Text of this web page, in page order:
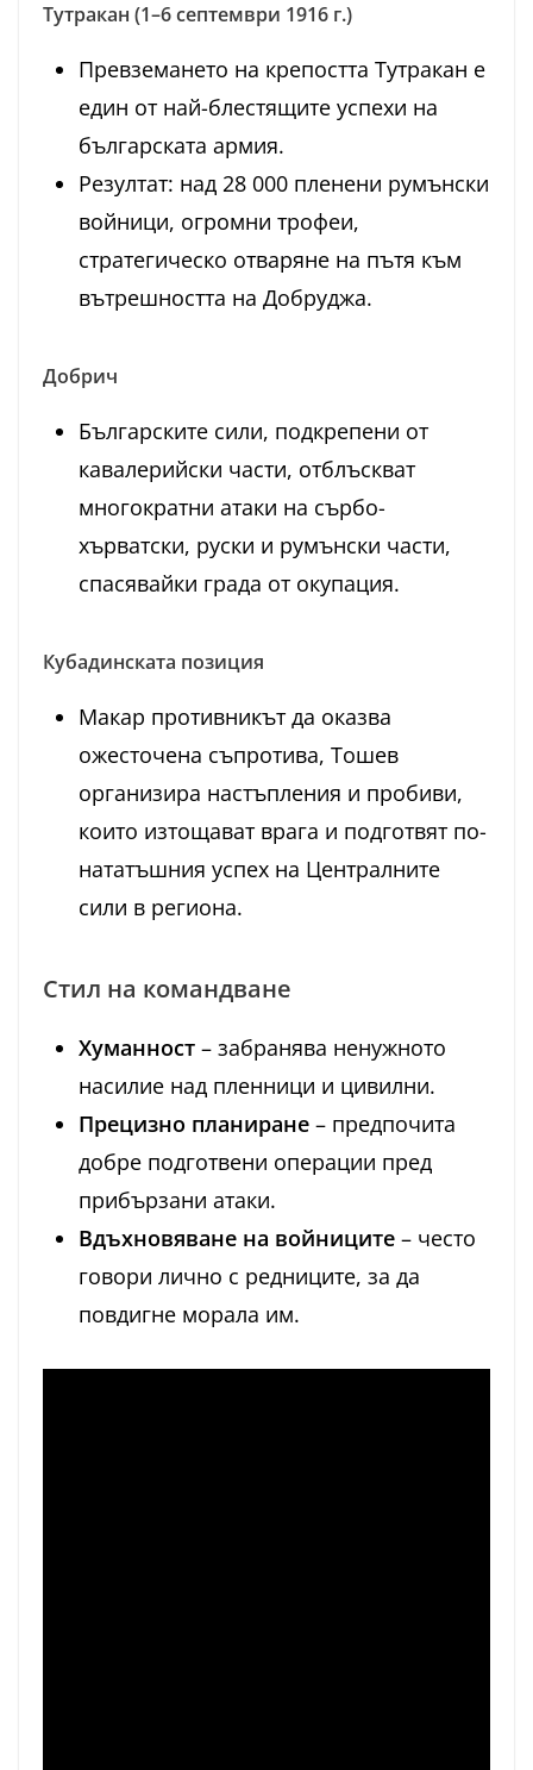
Тутракан (1–6 септември 1916 г.)
Превземането на крепостта Тутракан е
един от най-блестящите успехи на
българската армия.
Резултат: над 28 000 пленени румънски
войници, огромни трофеи,
стратегическо отваряне на пътя към
вътрешността на Добруджа.
Добрич
Българските сили, подкрепени от
кавалерийски части, отблъскват
многократни атаки на сърбо-
хърватски, руски и румънски части,
спасявайки града от окупация.
Кубадинската позиция
Макар противникът да оказва
ожесточена съпротива, Тошев
организира настъпления и пробиви,
които изтощават врага и подготвят по-
нататъшния успех на Централните
сили в региона.
Стил на командване
Хуманност – забранява ненужното
насилие над пленници и цивилни.
Прецизно планиране – предпочита
добре подготвени операции пред
прибързани атаки.
Вдъхновяване на войниците – често
говори лично с редниците, за да
повдигне морала им.